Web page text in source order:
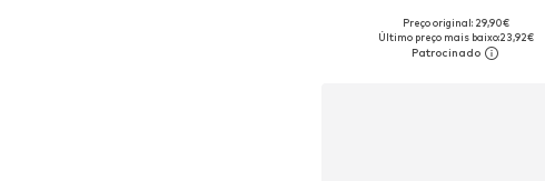
Tamanhos disponíveis: One Size
Adicionar ao cesto
Preço original: 29,90€
Último preço mais baixo:23,92€